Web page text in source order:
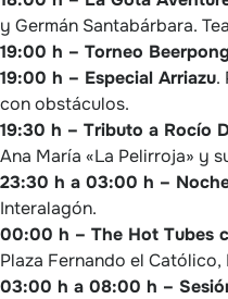
y Germán Santabárbara.
19:00 h – Torneo
19:00 h – Especial Arriazu.
con obstáculos.
19:30 h – Tributo a Rocío
Ana María «La Pelirroja» y
23:30 h a 03:00 h –
Interalagón.
00:00 h – The Hot Tubes
Plaza Fernando el Católico,
03:00 h a 08:00 h –